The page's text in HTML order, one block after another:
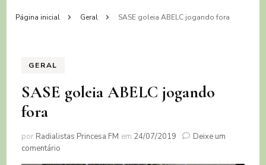
Página inicial Geral SASE goleia ABELC jogando fora
GERAL
SASE goleia ABELC jogando
fora
por Radialistas Princesa FM em 24/07/2019
Deixe um
comentário